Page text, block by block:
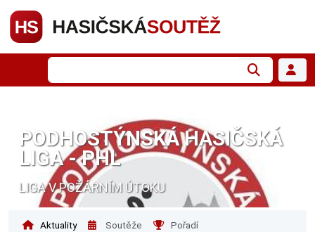
PODHOSTÝNSKÁ HASIČSKÁ
LIGA - PHL
LIGA V POŽÁRNÍM ÚTOKU
Aktuality Soutěže Pořadí